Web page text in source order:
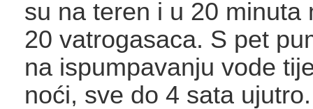
su na teren i u 20 minuta
20 vatrogasaca. S pet
na ispumpavanju vode
noći, sve do 4 sata